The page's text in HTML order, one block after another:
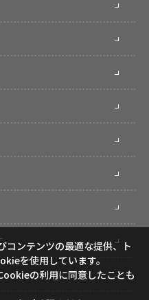
コンテンツの最適な提供、ト
を使用しています。
の利用に同意したことも